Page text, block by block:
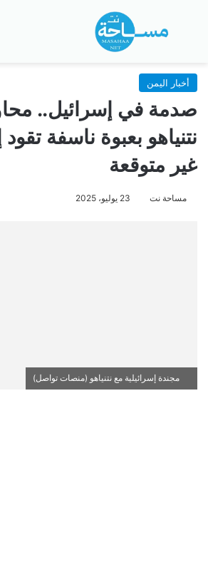
بحث عن
أخبار اليمن
صدمة في إسرائيل..
نتنياهو بعبوة ناسفة
غير متوقعة
مساحة نت 23 يوليو، 2025
مجندة إسرائيلية مع نتنياهو (منصات تواصل)